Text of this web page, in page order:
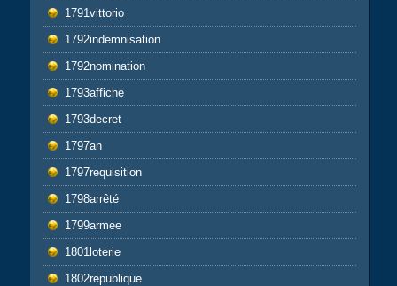
1791vittorio
1792indemnisation
1792nomination
1793affiche
1793decret
1797an
1797requisition
1798arrêté
1799armee
1801loterie
1802republique